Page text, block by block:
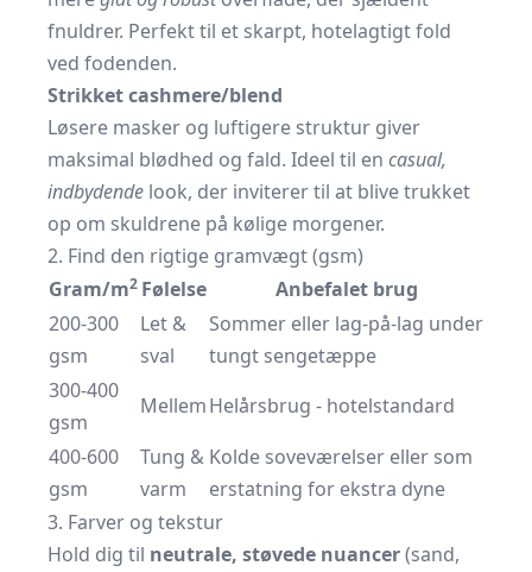
fnuldrer. Perfekt til et skarpt, hotelagtigt fold
ved fodenden.
Strikket cashmere/blend
Løsere masker og luftigere struktur giver
maksimal blødhed og fald. Ideel til en casual,
indbydende look, der inviterer til at blive trukket
op om skuldrene på kølige morgener.
2. Find den rigtige gramvægt (gsm)
Gram/m2 Følelse
Anbefalet brug
200-300
gsm
Let &
sval
Sommer eller lag-på-lag under
tungt sengetæppe
300-400
gsm
MellemHelårsbrug - hotelstandard
400-600
gsm
Tung &
varm
Kolde soveværelser eller som
erstatning for ekstra dyne
3. Farver og tekstur
Hold dig til neutrale, støvede nuancer(sand,